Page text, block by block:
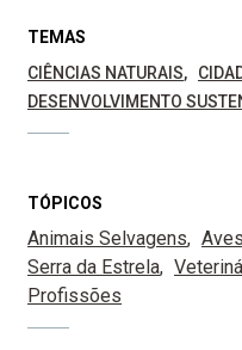
TEMAS
CIÊNCIAS NATURAIS
DESENVOLVIMENTO
TÓPICOS
Animais Selvagens Aves
Serra da Estrela
Profissões